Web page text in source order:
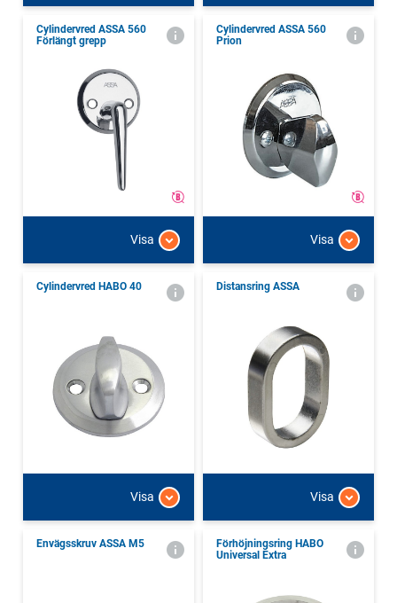
Cylindervred ASSA 560
Förlängt grepp
Visa
Cylindervred ASSA 560
Prion
Visa
Cylindervred HABO 40
Visa
Distansring ASSA
Visa
Envägsskruv ASSA M5
Förhöjningsring HABO
Universal Extra